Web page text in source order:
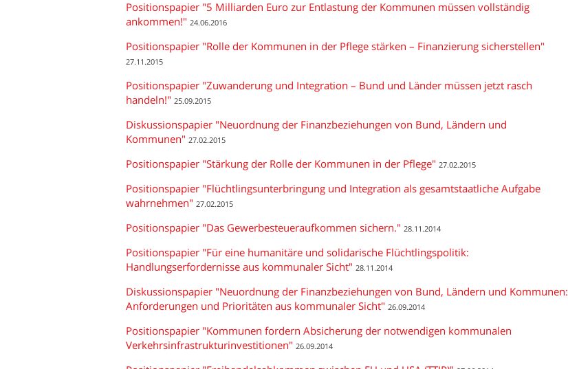
Positionspapier "5 Milliarden Euro zur Entlastung der Kommunen müssen vollständig
ankommen!" 24.06.2016
Positionspapier "Rolle der Kommunen in der Pflege stärken – Finanzierung sicherstellen"
27.11.2015
Positionspapier "Zuwanderung und Integration – Bund und Länder müssen jetzt rasch
handeln!" 25.09.2015
Diskussionspapier "Neuordnung der Finanzbeziehungen von Bund, Ländern und
Kommunen" 27.02.2015
Positionspapier "Stärkung der Rolle der Kommunen in der Pflege" 27.02.2015
Positionspapier "Flüchtlingsunterbringung und Integration als gesamtstaatliche Aufgabe
wahrnehmen" 27.02.2015
Positionspapier "Das Gewerbesteueraufkommen sichern." 28.11.2014
Positionspapier "Für eine humanitäre und solidarische Flüchtlingspolitik:
Handlungserfordernisse aus kommunaler Sicht" 28.11.2014
Diskussionspapier "Neuordnung der Finanzbeziehungen von Bund, Ländern und Kommunen:
Anforderungen und Prioritäten aus kommunaler Sicht" 26.09.2014
Positionspapier "Kommunen fordern Absicherung der notwendigen kommunalen
Verkehrsinfrastrukturinvestitionen" 26.09.2014